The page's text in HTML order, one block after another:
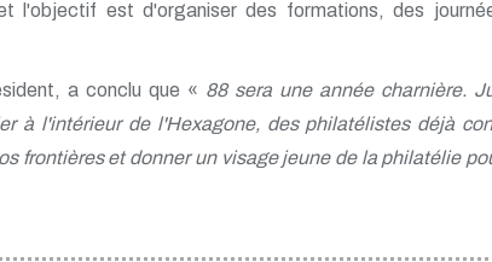
l'objectif est d'organiser des formations, des
a conclu que « 88 sera une année charnière.
à l'intérieur de l'Hexagone, des philatélistes déjà
frontières et donner un visage jeune de la philatélie